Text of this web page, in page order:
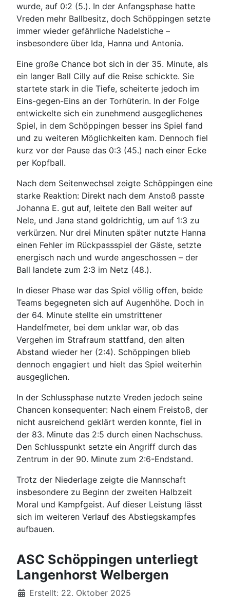
wurde, auf 0:2 (5.). In der Anfangsphase hatte
Vreden mehr Ballbesitz, doch Schöppingen setzte
immer wieder gefährliche Nadelstiche –
insbesondere über Ida, Hanna und Antonia.
Eine große Chance bot sich in der 35. Minute, als
ein langer Ball Cilly auf die Reise schickte. Sie
startete stark in die Tiefe, scheiterte jedoch im
Eins-gegen-Eins an der Torhüterin. In der Folge
entwickelte sich ein zunehmend ausgeglichenes
Spiel, in dem Schöppingen besser ins Spiel fand
und zu weiteren Möglichkeiten kam. Dennoch fiel
kurz vor der Pause das 0:3 (45.) nach einer Ecke
per Kopfball.
Nach dem Seitenwechsel zeigte Schöppingen eine
starke Reaktion: Direkt nach dem Anstoß passte
Johanna E. gut auf, leitete den Ball weiter auf
Nele, und Jana stand goldrichtig, um auf 1:3 zu
verkürzen. Nur drei Minuten später nutzte Hanna
einen Fehler im Rückpassspiel der Gäste, setzte
energisch nach und wurde angeschossen – der
Ball landete zum 2:3 im Netz (48.).
In dieser Phase war das Spiel völlig offen, beide
Teams begegneten sich auf Augenhöhe. Doch in
der 64. Minute stellte ein umstrittener
Handelfmeter, bei dem unklar war, ob das
Vergehen im Strafraum stattfand, den alten
Abstand wieder her (2:4). Schöppingen blieb
dennoch engagiert und hielt das Spiel weiterhin
ausgeglichen.
In der Schlussphase nutzte Vreden jedoch seine
Chancen konsequenter: Nach einem Freistoß, der
nicht ausreichend geklärt werden konnte, fiel in
der 83. Minute das 2:5 durch einen Nachschuss.
Den Schlusspunkt setzte ein Angriff durch das
Zentrum in der 90. Minute zum 2:6-Endstand.
Trotz der Niederlage zeigte die Mannschaft
insbesondere zu Beginn der zweiten Halbzeit
Moral und Kampfgeist. Auf dieser Leistung lässt
sich im weiteren Verlauf des Abstiegskampfes
aufbauen.
ASC Schöppingen unterliegt
Langenhorst Welbergen
DetailsErstellt: 22. Oktober 2025